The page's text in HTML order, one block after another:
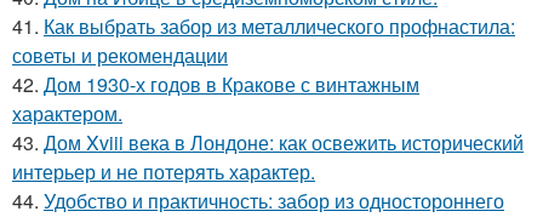
41. Как выбрать забор из металлического профнастила:
советы и рекомендации
42. Дом 1930-х годов в Кракове с винтажным
характером.
43. Дом Xviii века в Лондоне: как освежить исторический
интерьер и не потерять характер.
44. Удобство и практичность: забор из одностороннего